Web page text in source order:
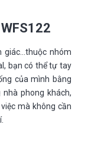
giác…thuộc nhóm
bạn có thể tự tay
của mình bằng
phong khách,
mà không cần